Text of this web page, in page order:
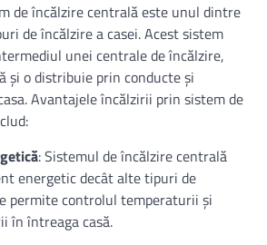
de încălzire centrală este unul dintre
de încălzire a casei. Acest sistem
unei centrale de încălzire,
și o distribuie prin conducte și
Avantajele încălzirii prin sistem de
: Sistemul de încălzire centrală
energetic decât alte tipuri de
permite controlul temperaturii și
în întreaga casă.